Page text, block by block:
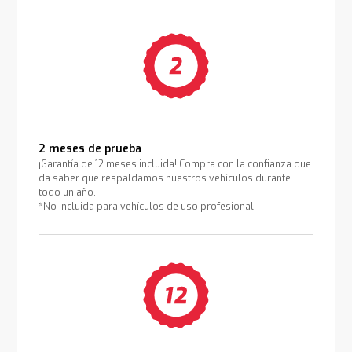
2 meses de prueba
¡Garantía de 12 meses incluida! Compra con la confianza que
da saber que respaldamos nuestros vehículos durante
todo un año.
*No incluida para vehículos de uso profesional